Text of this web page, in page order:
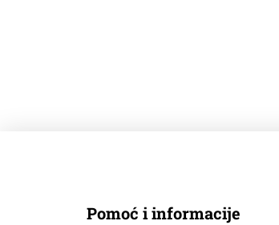
Pomoć i informacije